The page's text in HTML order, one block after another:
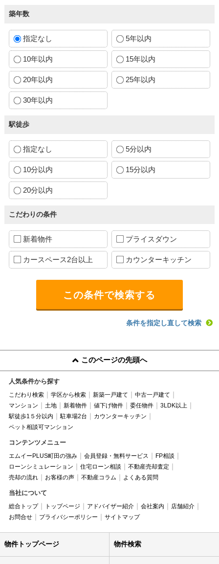
築年数
指定なし 5年以内
10年以内 15年以内
20年以内 25年以内
30年以内
駅徒歩
指定なし 5分以内
10分以内 15分以内
20分以内
こだわりの条件
新着物件 プライスダウン
カースペース2台以上 カウンターキッチン
条件を指定し直して検索
このページの先頭へ
人気条件から探す
こだわり検索 学区から検索 新築一戸建て
中古一戸建て
マンション
土地 新着物件 値下げ物件 委任物件
3LDK以上
駅徒歩1５分以内
駐車場2台
カウンターキッチン
ペット相談可マンション
コンテンツメニュー
エムイーPLUS町田の強み 会員登録・無料サービス
FP相談
ローンシミュレーション
住宅ローン相談
不動産売却査定
売却の流れ
お客様の声 不動産コラム よくある質問
当社について
総合トップ トップページ アドバイザー紹介 会社案内
店舗紹介
お問合せ
プライバシーポリシー サイトマップ
物件トップページ 物件検索